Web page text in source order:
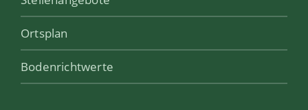
Ortsplan
Bodenrichtwerte